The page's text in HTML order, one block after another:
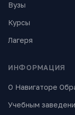
Вузы
Курсы
Лагеря
ИНФОРМАЦИЯ
О Навигаторе
Учебным